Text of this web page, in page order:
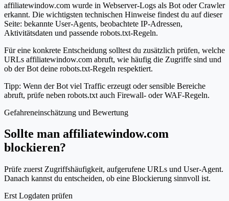
affiliatewindow.com wurde in Webserver-Logs als Bot oder Crawler
erkannt. Die wichtigsten technischen Hinweise findest du auf dieser
Seite: bekannte User-Agents, beobachtete IP-Adressen,
Aktivitätsdaten und passende robots.txt-Regeln.
Für eine konkrete Entscheidung solltest du zusätzlich prüfen, welche
URLs affiliatewindow.com abruft, wie häufig die Zugriffe sind und
ob der Bot deine robots.txt-Regeln respektiert.
Tipp: Wenn der Bot viel Traffic erzeugt oder sensible Bereiche
abruft, prüfe neben robots.txt auch Firewall- oder WAF-Regeln.
Gefahreneinschätzung und Bewertung
Sollte man affiliatewindow.com
blockieren?
Prüfe zuerst Zugriffshäufigkeit, aufgerufene URLs und User-Agent.
Danach kannst du entscheiden, ob eine Blockierung sinnvoll ist.
Erst Logdaten prüfen